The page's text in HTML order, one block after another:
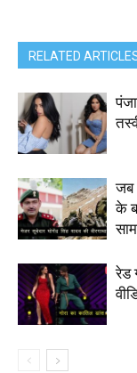
RELATED
जब
के
रेड